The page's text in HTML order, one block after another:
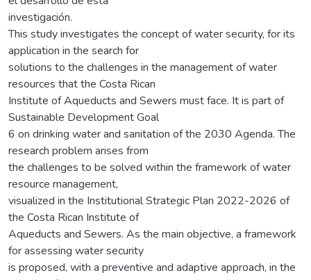
investigación.
This study investigates the concept of water security, for its
application in the search for
solutions to the challenges in the management of water
resources that the Costa Rican
Institute of Aqueducts and Sewers must face. It is part of
Sustainable Development Goal
6 on drinking water and sanitation of the 2030 Agenda. The
research problem arises from
the challenges to be solved within the framework of water
resource management,
visualized in the Institutional Strategic Plan 2022-2026 of
the Costa Rican Institute of
Aqueducts and Sewers. As the main objective, a framework
for assessing water security
is proposed, with a preventive and adaptive approach, in the